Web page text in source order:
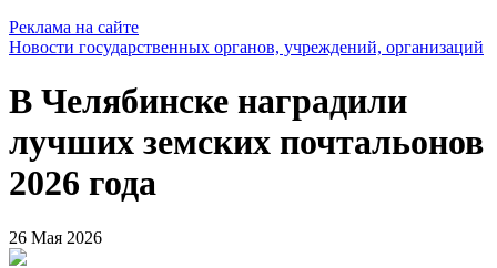
Реклама на сайте
Новости государственных органов, учреждений, организаций
В Челябинске наградили
лучших земских почтальонов
2026 года
26 Мая 2026